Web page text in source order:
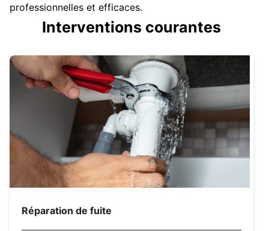
professionnelles et efficaces.
Interventions courantes
Réparation de fuite